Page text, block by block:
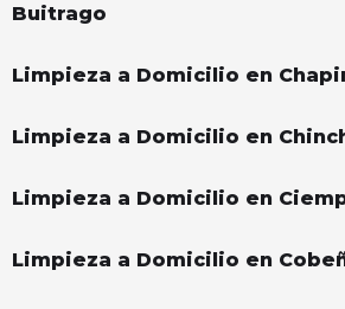
Buitrago
Limpieza a Domicilio en
Limpieza a Domicilio en
Limpieza a Domicilio en
Limpieza a Domicilio en